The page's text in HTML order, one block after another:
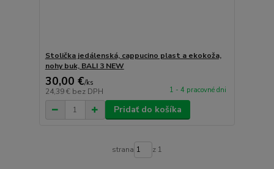
Stolička jedálenská, cappucino plast a ekokoža,
nohy buk, BALI 3 NEW
30,00 €/ks
24,39 € bez DPH 1 - 4 pracovné dni
Pridať do košíka
strana z 1